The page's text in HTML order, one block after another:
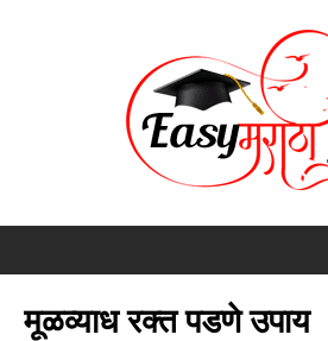
मूळव्याध रक्त पडणे उपाय